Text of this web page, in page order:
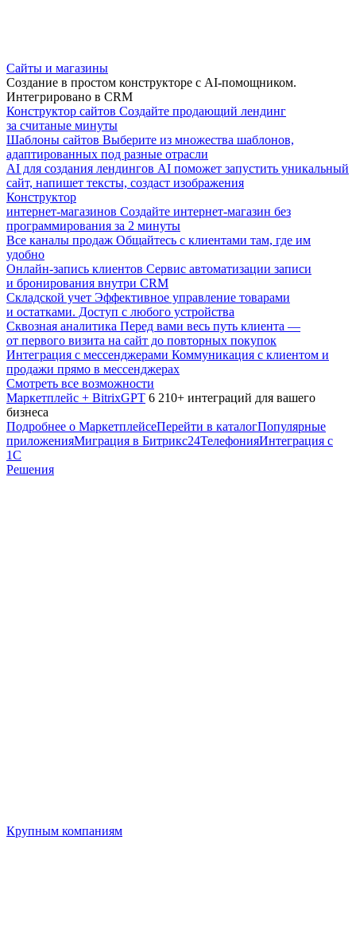
Сайты и магазины
Создание в простом конструкторе с AI-помощником.
Интегрировано в CRM
Конструктор сайтов Создайте продающий лендинг
за считаные минуты
Шаблоны сайтов Выберите из множества шаблонов,
адаптированных под разные отрасли
AI для создания лендингов AI поможет запустить уникальный
сайт, напишет тексты, создаст изображения
Конструктор
интернет-магазинов Создайте интернет-магазин без
программирования за 2 минуты
Все каналы продаж Общайтесь с клиентами там, где им
удобно
Онлайн-запись клиентов Сервис автоматизации записи
и бронирования внутри CRM
Складской учет Эффективное управление товарами
и остатками. Доступ с любого устройства
Сквозная аналитика Перед вами весь путь клиента —
от первого визита на сайт до повторных покупок
Интеграция с мессенджерами Коммуникация с клиентом и
продажи прямо в мессенджерах
Смотреть все возможности
Маркетплейс + BitrixGPT 6 210+ интеграций для вашего
бизнеса
Подробнее о МаркетплейсеПерейти в каталогПопулярные
приложенияМиграция в Битрикс24ТелефонияИнтеграция с
1С
Решения
Крупным компаниям